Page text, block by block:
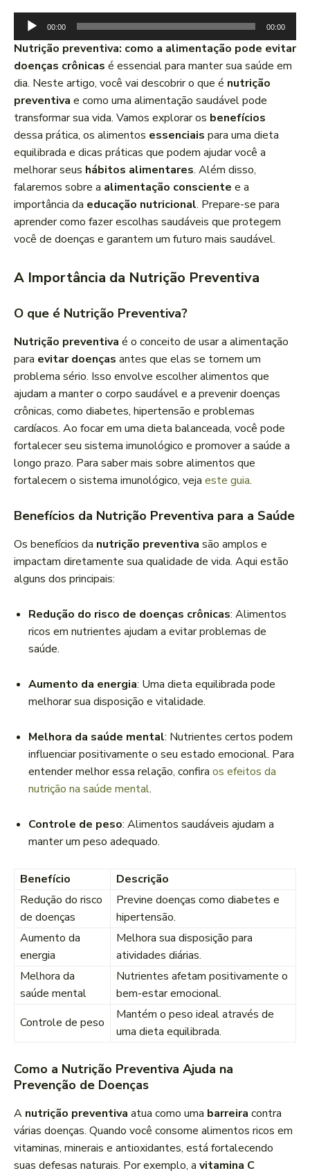
o
c
a
d
o
r
d
e
á
u
d
i
o
00:00 00:00
Nutrição preventiva: como a alimentação pode evitar
doenças crônicas é essencial para manter sua saúde em
dia. Neste artigo, você vai descobrir o que é nutrição
preventiva e como uma alimentação saudável pode
transformar sua vida. Vamos explorar os benefícios
dessa prática, os alimentos essenciais para uma dieta
equilibrada e dicas práticas que podem ajudar você a
melhorar seus hábitos alimentares. Além disso,
falaremos sobre a alimentação consciente e a
importância da educação nutricional. Prepare-se para
aprender como fazer escolhas saudáveis que protegem
você de doenças e garantem um futuro mais saudável.
A Importância da Nutrição Preventiva
O que é Nutrição Preventiva?
Nutrição preventiva é o conceito de usar a alimentação
para evitar doenças antes que elas se tornem um
problema sério. Isso envolve escolher alimentos que
ajudam a manter o corpo saudável e a prevenir doenças
crônicas, como diabetes, hipertensão e problemas
cardíacos. Ao focar em uma dieta balanceada, você pode
fortalecer seu sistema imunológico e promover a saúde a
longo prazo. Para saber mais sobre alimentos que
fortalecem o sistema imunológico, veja este guia.
Benefícios da Nutrição Preventiva para a Saúde
Os benefícios da nutrição preventiva são amplos e
impactam diretamente sua qualidade de vida. Aqui estão
alguns dos principais:
Redução do risco de doenças crônicas: Alimentos
ricos em nutrientes ajudam a evitar problemas de
saúde.
Aumento da energia: Uma dieta equilibrada pode
melhorar sua disposição e vitalidade.
Melhora da saúde mental: Nutrientes certos podem
influenciar positivamente o seu estado emocional. Para
entender melhor essa relação, confira os efeitos da
nutrição na saúde mental.
Controle de peso: Alimentos saudáveis ajudam a
manter um peso adequado.
Benefício
Descrição
Redução do risco
de doenças
Previne doenças como diabetes e
hipertensão.
Aumento da
energia
Melhora sua disposição para
atividades diárias.
Melhora da
saúde mental
Nutrientes afetam positivamente o
bem-estar emocional.
Controle de peso
Mantém o peso ideal através de
uma dieta equilibrada.
Como a Nutrição Preventiva Ajuda na
Prevenção de Doenças
A nutrição preventiva atua como uma barreira contra
várias doenças. Quando você consome alimentos ricos em
vitaminas, minerais e antioxidantes, está fortalecendo
suas defesas naturais. Por exemplo, a vitamina C